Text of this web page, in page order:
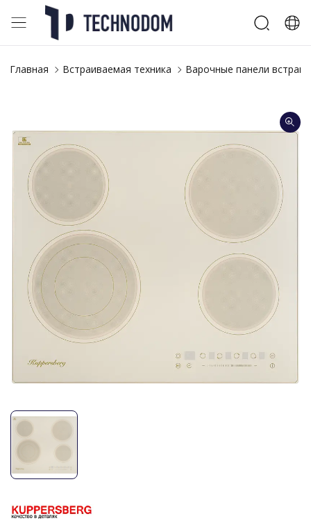
Главная Встраиваемая техника Варочные панели